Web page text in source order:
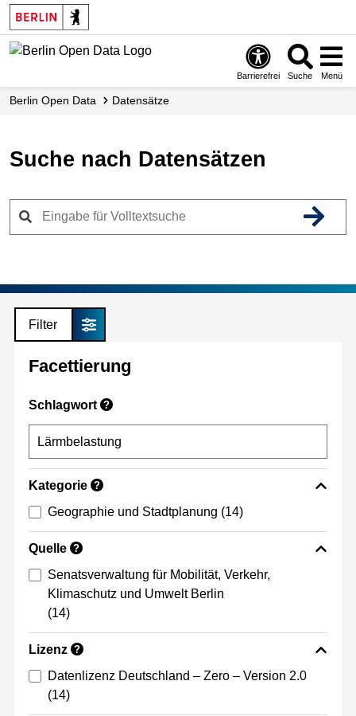
Skip
to
main
Barrierefrei Suche Menü
Berlin Open Data Datensätze
Suche nach Datensätzen
Filter
Facettierung
Schlagwort ?
Kategorie ?
Geographie und Stadtplanung (14)
Quelle ?
Senatsverwaltung für Mobilität, Verkehr,
Klimaschutz und Umwelt Berlin
(14)
Lizenz ?
Datenlizenz Deutschland – Zero – Version 2.0
(14)